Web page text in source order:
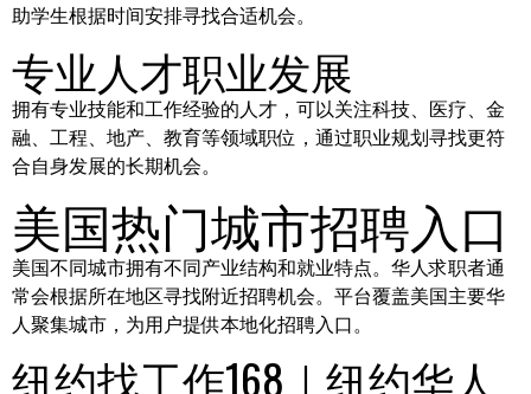
助学生根据时间安排寻找合适机会。
专业人才职业发展
拥有专业技能和工作经验的人才，可以关注科技、医疗、金
融、工程、地产、教育等领域职位，通过职业规划寻找更符
合自身发展的长期机会。
美国热门城市招聘入口
美国不同城市拥有不同产业结构和就业特点。华人求职者通
常会根据所在地区寻找附近招聘机会。平台覆盖美国主要华
人聚集城市，为用户提供本地化招聘入口。
纽约找工作168｜纽约华人